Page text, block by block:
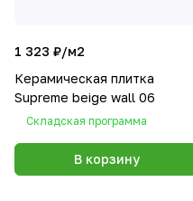
1 323 ₽/м2
Керамическая плитка
Supreme beige wall 06
Складская программа
В корзину